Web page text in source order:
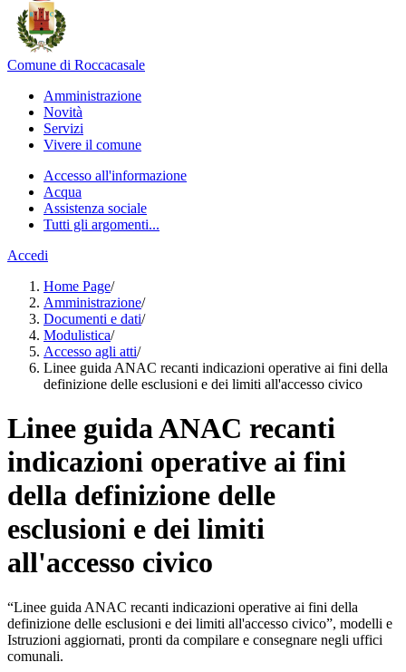
Comune di Roccacasale
Amministrazione
Novità
Servizi
Vivere il comune
Accesso all'informazione
Acqua
Assistenza sociale
Tutti gli argomenti...
Accedi
Home Page/
Amministrazione/
Documenti e dati/
Modulistica/
Accesso agli atti/
Linee guida ANAC recanti indicazioni operative ai fini della
definizione delle esclusioni e dei limiti all'accesso civico
Linee guida ANAC recanti
indicazioni operative ai fini
della definizione delle
esclusioni e dei limiti
all'accesso civico
“Linee guida ANAC recanti indicazioni operative ai fini della
definizione delle esclusioni e dei limiti all'accesso civico”, modelli e
Istruzioni aggiornati, pronti da compilare e consegnare negli uffici
comunali.